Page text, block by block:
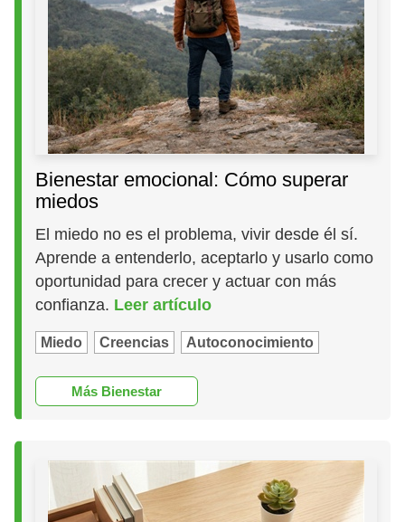
Bienestar emocional: Cómo superar
miedos
El miedo no es el problema, vivir desde él sí.
Aprende a entenderlo, aceptarlo y usarlo como
oportunidad para crecer y actuar con más
confianza. Leer artículo
Miedo Creencias Autoconocimiento
Más Bienestar